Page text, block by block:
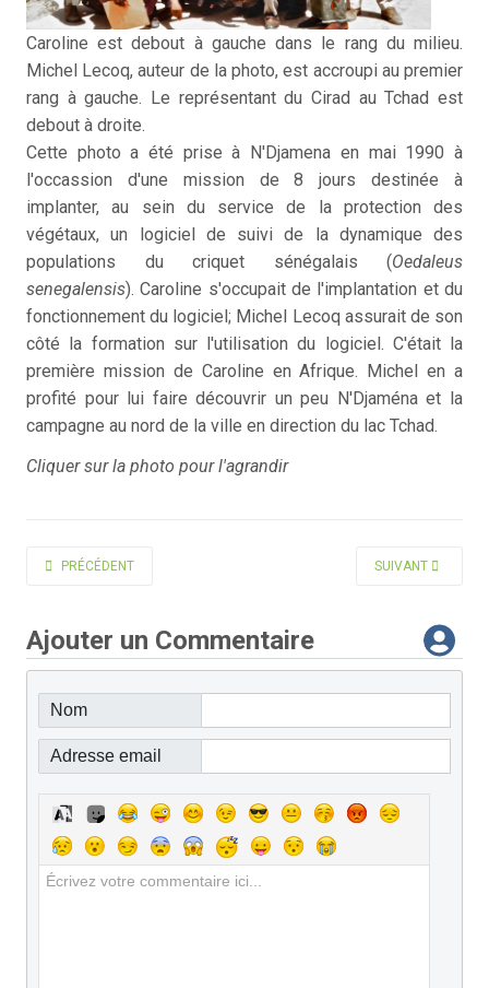
Caroline est debout à gauche dans le rang du milieu.
Michel Lecoq, auteur de la photo, est accroupi au premier
rang à gauche. Le représentant du Cirad au Tchad est
debout à droite.
Cette photo a été prise à N'Djamena en mai 1990 à
l'occassion d'une mission de 8 jours destinée à
implanter, au sein du service de la protection des
végétaux, un logiciel de suivi de la dynamique des
populations du criquet sénégalais (Oedaleus
senegalensis). Caroline s'occupait de l'implantation et du
fonctionnement du logiciel; Michel Lecoq assurait de son
côté la formation sur l'utilisation du logiciel. C'était la
première mission de Caroline en Afrique. Michel en a
profité pour lui faire découvrir un peu N'Djaména et la
campagne au nord de la ville en direction du lac Tchad.
Cliquer sur la photo pour l'agrandir
ARTICLE PRÉCÉDENT : SIMON BERNARD
PRÉCÉDENT ARTICLE SUIVANT
SUIVANT
Ajouter un Commentaire
Nom
Adresse email